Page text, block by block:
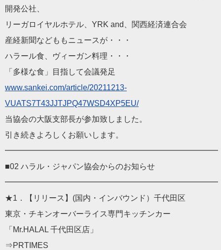
開発公社、
リーガロイヤルホテル、YRK and、関西経済連合会
産経新聞などももニュースが・・・
ハラール食、ヴィーガン料理・・・
「多様な食」目指して会議発足
www.sankei.com/article/20211213-
VUATS7T43JJTJPQ47WSD4XP5EU/
当協会の大阪支部長が参加致しました。
引き続きよろしくお願いします。
━━━━━━━━━━━━━━━━━━━━━━━━━━━
■02 ハラル・ジャパン協会からのお知らせ
━━━━━━━━━━━━━━━━━━━━━━━━━━━
★1．【リリース】(国内・インバウンド）千代田区
東京・チキンオーバーライス専門キッチンカー
「Mr.HALAL 千代田区店」
⇒PRTIMES